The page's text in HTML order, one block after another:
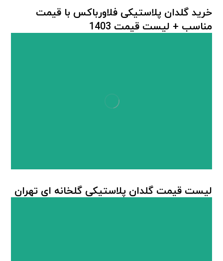
خرید گلدان پلاستیکی فلاورباکس با قیمت
مناسب + لیست قیمت 1403
لیست قیمت گلدان پلاستیکی گلخانه ای تهران